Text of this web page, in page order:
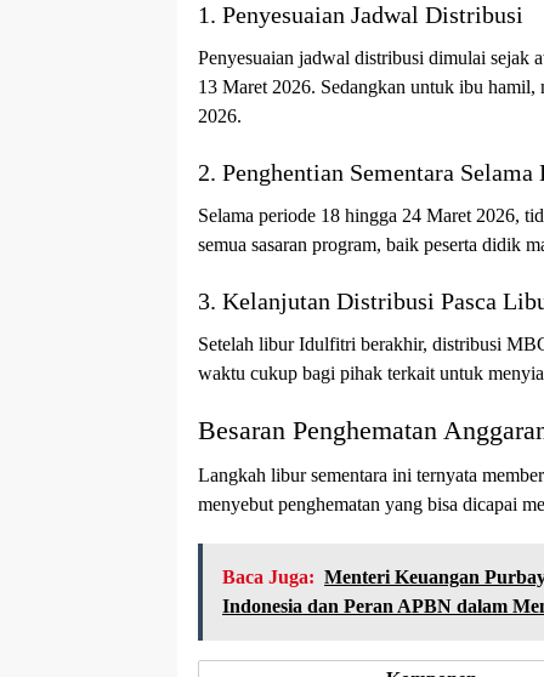
1. Penyesuaian Jadwal Distribusi
Penyesuaian jadwal distribusi dimulai sejak
13 Maret 2026. Sedangkan untuk ibu
2026.
2. Penghentian Sementara
Selama periode 18 hingga 24 Maret 2026,
semua sasaran program, baik peserta didik
3. Kelanjutan Distribusi Pasca
Setelah libur Idulfitri berakhir, distribusi
waktu cukup bagi pihak terkait untuk
Besaran Penghematan
Langkah libur sementara ini ternyata
menyebut penghematan yang bisa dicapai
Baca Juga: Menteri Keuangan
Indonesia dan Peran APBN dalam